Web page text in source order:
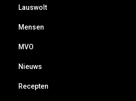
Lauswolt
Mensen
MVO
Nieuws
Recepten